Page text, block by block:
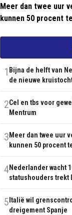
Meer dan twee uur
kunnen 50 procent
1 Bijna de helft van
de nieuwe
2Cel en tbs voor
Mentrum
3 Meer dan twee uur
kunnen 50 procent
4Nederlander wacht
statushouders trekt
5 Italië wil
dreigement Spanje